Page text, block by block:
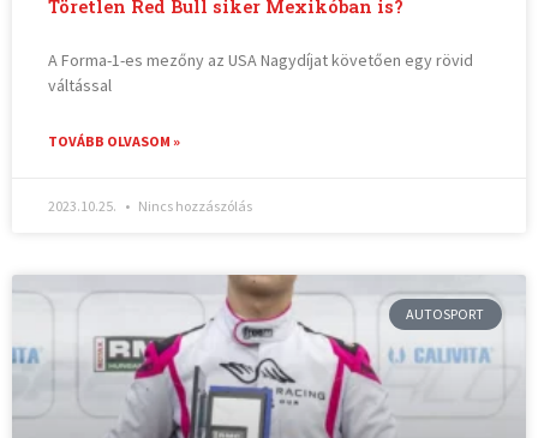
Töretlen Red Bull siker Mexikóban is?
A Forma-1-es mezőny az USA Nagydíjat követően egy rövid
váltással
TOVÁBB OLVASOM »
2023.10.25. Nincs hozzászólás
AUTOSPORT